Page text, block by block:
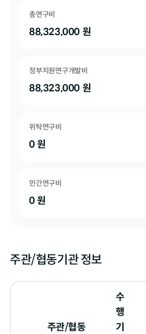
총연구비
88,323,000원
정부지원연구개발비
88,323,000원
위탁연구비
0원
민간연구비
0원
주관/협동기관 정보
주관/협동
수
행
기